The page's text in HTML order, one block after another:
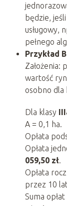
będzie,
usługowy,
pełnego
Przykład
Założenia:
wartość
osobno dla
Dla klasy
A = 0,1 ha.
Opłata
Opłata
059,50 zł.
Opłata
przez 10
Suma